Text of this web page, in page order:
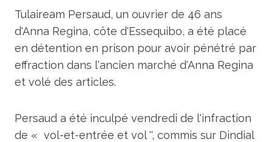
Tulaiream Persaud, un ouvrier de 46 ans
d'Anna Regina, côte d'Essequibo, a été placé
en détention en prison pour avoir pénétré par
effraction dans l'ancien marché d'Anna Regina
et volé des articles.
Persaud a été inculpé vendredi de l'infraction
de « vol-et-entrée et vol '', commis sur Dindial